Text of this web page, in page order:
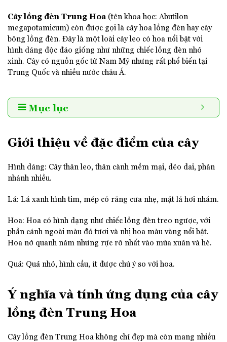
Cây lồng đèn Trung Hoa (tên khoa học: Abutilon
megapotamicum) còn được gọi là cây hoa lồng đèn hay cây
bông lồng đèn. Đây là một loài cây leo có hoa nổi bật với
hình dáng độc đáo giống như những chiếc lồng đèn nhỏ
xinh. Cây có nguồn gốc từ Nam Mỹ nhưng rất phổ biến tại
Trung Quốc và nhiều nước châu Á.
Mục lục
Giới thiệu về đặc điểm của cây
Hình dáng: Cây thân leo, thân cành mềm mại, dẻo dai, phân
nhánh nhiều.
Lá: Lá xanh hình tim, mép có răng cưa nhẹ, mặt lá hơi nhám.
Hoa: Hoa có hình dạng như chiếc lồng đèn treo ngược, với
phần cánh ngoài màu đỏ tươi và nhị hoa màu vàng nổi bật.
Hoa nở quanh năm nhưng rực rỡ nhất vào mùa xuân và hè.
Quả: Quả nhỏ, hình cầu, ít được chú ý so với hoa.
Ý nghĩa và tính ứng dụng của cây
lồng đèn Trung Hoa
Cây lồng đèn Trung Hoa không chỉ đẹp mà còn mang nhiều